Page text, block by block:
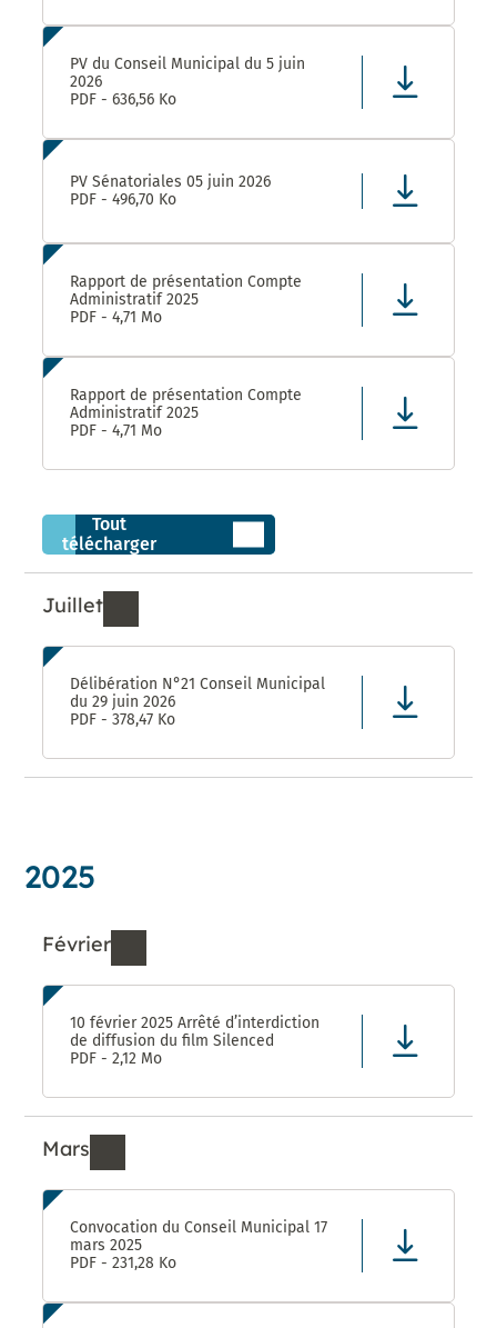
PV du Conseil Municipal du 5 juin
2026
PDF - 636,56 Ko
PV Sénatoriales 05 juin 2026
PDF - 496,70 Ko
Rapport de présentation Compte
Administratif 2025
PDF - 4,71 Mo
Rapport de présentation Compte
Administratif 2025
PDF - 4,71 Mo
Tout
télécharger
Juillet
Ressources de Juillet 2026
Délibération N°21 Conseil Municipal
du 29 juin 2026
PDF - 378,47 Ko
2025
Février
Ressources de Février 2025
10 février 2025 Arrêté d’interdiction
de diffusion du film Silenced
PDF - 2,12 Mo
Mars
Ressources de Mars 2025
Convocation du Conseil Municipal 17
mars 2025
PDF - 231,28 Ko